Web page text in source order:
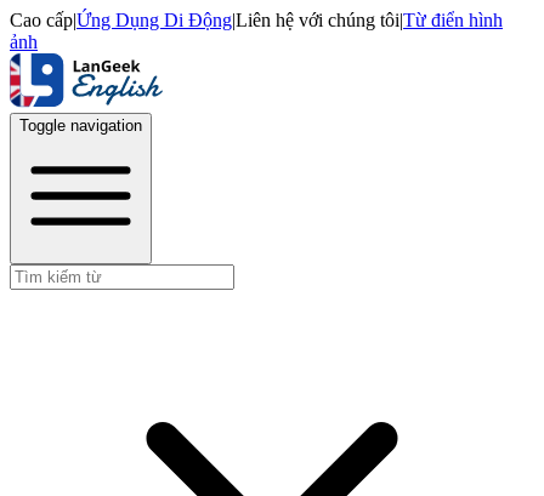
Cao cấp|Ứng Dụng Di Động|Liên hệ với chúng tôi|Từ điển hình
ảnh
Toggle navigation